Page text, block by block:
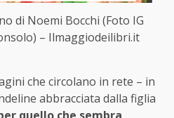
di Noemi Bocchi (Foto IG
– Ilmaggiodeilibri.it
che circolano in rete – in
abbracciata dalla figlia
quello che sembra